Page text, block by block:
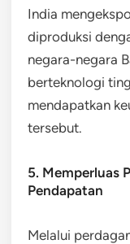
India
diproduksi
negara-negara
berteknologi
mendapatkan
tersebut.
5. Memperluas
Pendapatan
Melalui